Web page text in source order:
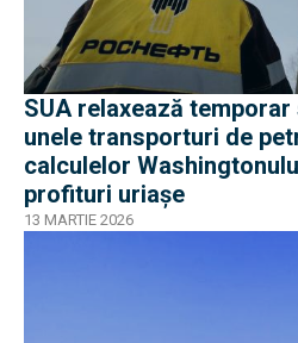
SUA relaxează
unele transporturi de
calculelor
profituri uriașe
13 MARTIE 2026